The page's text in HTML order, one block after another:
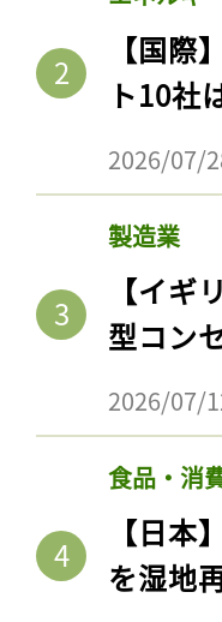
【国
ト10社
2026/07/
製造業
【イ
型コン
2026/07/
食品・消
【日
を湿地